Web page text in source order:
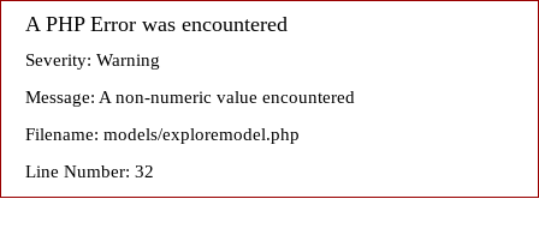
A PHP Error was encountered
Severity: Warning
Message: A non-numeric value encountered
Filename: models/exploremodel.php
Line Number: 32